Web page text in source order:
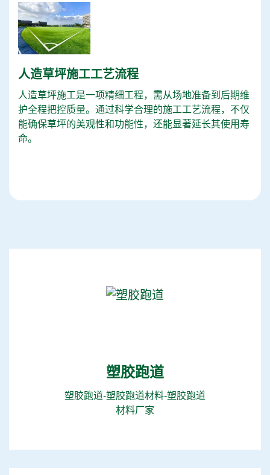
人造草坪施工工艺流程
人造草坪施工是一项精细工程，需从场地准备到后期维
护全程把控质量。通过科学合理的施工工艺流程，不仅
能确保草坪的美观性和功能性，还能显著延长其使用寿
命。
塑胶跑道
塑胶跑道-塑胶跑道材料-塑胶跑道
材料厂家